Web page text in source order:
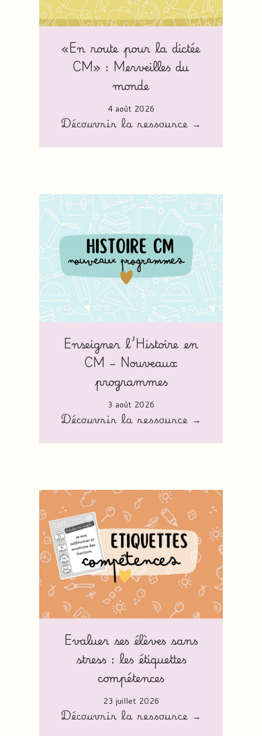
«En route pour la dictée
CM» : Merveilles du
monde
4 août 2026
Découvrir la ressource →
Enseigner l’Histoire en
CM – Nouveaux
programmes
3 août 2026
Découvrir la ressource →
Evaluer ses élèves sans
stress : les étiquettes
compétences
23 juillet 2026
Découvrir la ressource →